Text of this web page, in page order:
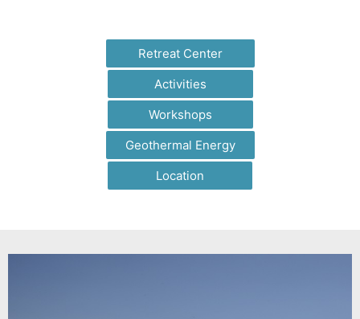
Retreat Center
Activities
Workshops
Geothermal Energy
Location